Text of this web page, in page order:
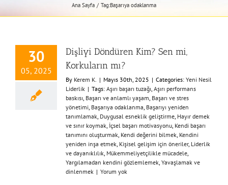
Ana Sayfa Tag:Başarıya odaklanma
30
05, 2025
Dişliyi Döndüren Kim? Sen mi,
Korkuların mı?
By Kerem K. | Mayıs 30th, 2025 | Categories: Yeni Nesil
Liderlik | Tags: Aşırı başarı tuzağı, Aşırı performans
baskısı, Başarı ve anlamlı yaşam, Başarı ve stres
yönetimi, Başarıya odaklanma, Başarıyı yeniden
tanımlamak, Duygusal esneklik geliştirme, Hayır demek
ve sınır koymak, İçsel başarı motivasyonu, Kendi başarı
tanımını oluşturmak, Kendi değerini bilmek, Kendini
yeniden inşa etmek, Kişisel gelişim için öneriler, Liderlik
ve dayanıklılık, Mükemmeliyetçilikle mücadele,
Yargılamadan kendini gözlemlemek, Yavaşlamak ve
dinlenmek | Yorum yok